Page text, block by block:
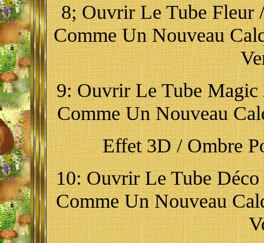
8; Ouvrir Le Tube
Comme Un Nouveau
9: Ouvrir Le Tube
Comme Un Nouveau
Effet 3D / Ombre
10: Ouvrir Le Tube
Comme Un Nouveau